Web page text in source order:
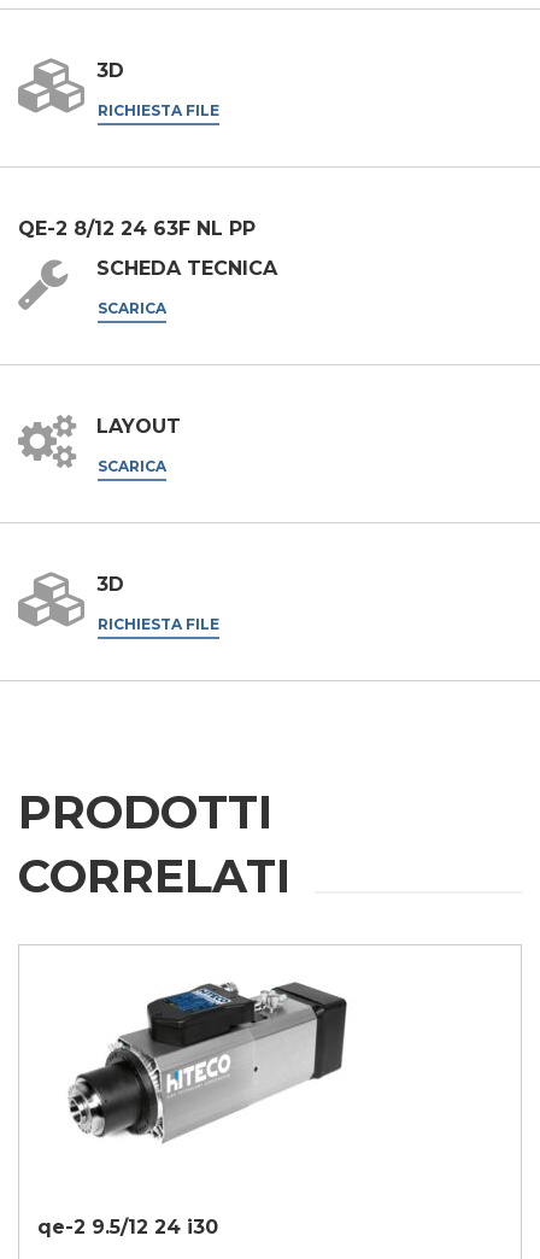
* In assenza di questa autorizzazione, non saremo in grado di elaborare
la tua richiesta.
3D
RICHIESTA FILE
QE-2 8/12 24 63F NL PP
SCHEDA TECNICA
SCARICA
LAYOUT
SCARICA
3D
RICHIESTA FILE
PRODOTTI
CORRELATI
qe-2 9.5/12 24 i30